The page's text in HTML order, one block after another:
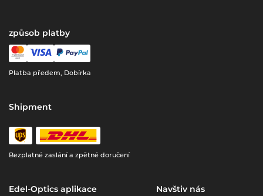
způsob platby
Platba předem, Dobírka
Shipment
Bezplatné zaslání a zpětné doručení
Edel-Optics aplikace Navštiv nás